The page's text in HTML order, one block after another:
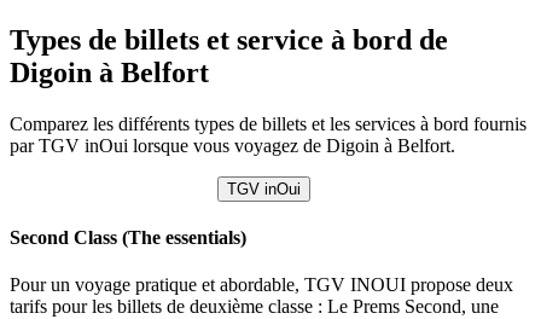
Types de billets et service à bord de
Digoin à Belfort
Comparez les différents types de billets et les services à bord fournis
par TGV inOui lorsque vous voyagez de Digoin à Belfort.
TGV inOui
Second Class (The essentials)
Pour un voyage pratique et abordable, TGV INOUI propose deux
tarifs pour les billets de deuxième classe : Le Prems Second, une